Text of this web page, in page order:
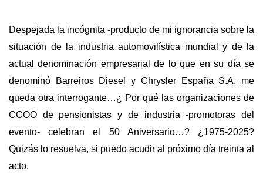
Despejada la incógnita -producto de mi ignorancia sobre la
situación de la industria automovilística mundial y de la
actual denominación empresarial de lo que en su día se
denominó Barreiros Diesel y Chrysler España S.A. me
queda otra interrogante…¿ Por qué las organizaciones de
CCOO de pensionistas y de industria -promotoras del
evento- celebran el 50 Aniversario…? ¿1975-2025?
Quizás lo resuelva, si puedo acudir al próximo día treinta al
acto.